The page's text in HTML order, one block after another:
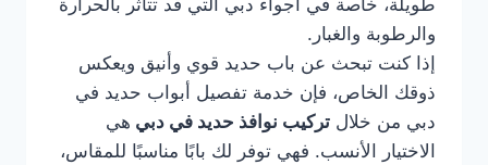
طويلة، خاصة في أجواء دبي التي قد تتأثر بالحرارة
والرطوبة والغبار.
إذا كنت تبحث عن باب حديد قوي وأنيق ويعكس
ذوقك الخاص، فإن خدمة تفصيل أبواب حديد في
دبي من خلال تركيب نوافذ حديد في دبي هي
الاختيار الأنسب. فهي توفر لك بابًا مناسبًا للمقاس،